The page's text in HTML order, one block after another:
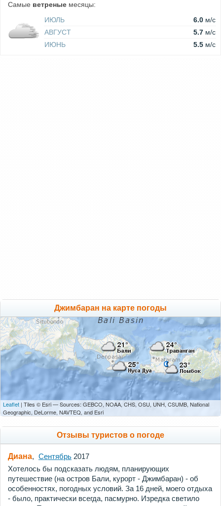
Самые ветреные месяцы:
ИЮЛЬ
6.0 м/c
АВГУСТ
5.7 м/c
ИЮНЬ
5.5 м/c
Джимбаран на карте погоды
Leaflet | Tiles © Esri — Sources: GEBCO, NOAA, CHS, OSU, UNH, CSUMB, National
Geographic, DeLorme, NAVTEQ, and Esri
Отзывы туристов о погоде
Диана, Сентябрь 2017
Хотелось бы подсказать людям, планирующих
путешествие (на остров Бали, курорт - Джимбаран) - об
особенностях, погодных условий. За 16 дней, моего отдыха
- было, практически всегда, пасмурно. Изредка светило